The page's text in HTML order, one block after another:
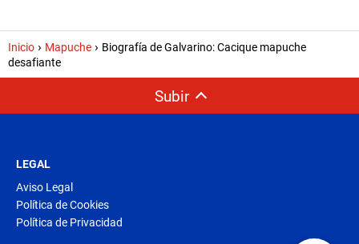
Inicio Mapuche
Biografía de Galvarino: Cacique mapuche
desafiante
Subir
LEGAL
Aviso Legal
Política de Cookies
Política de Privacidad